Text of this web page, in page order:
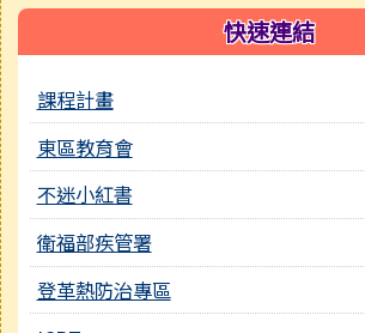
快速連結
課程計畫
東區教育會
不迷小紅書
衛福部疾管署
登革熱防治專區